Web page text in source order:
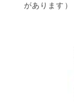
があります）